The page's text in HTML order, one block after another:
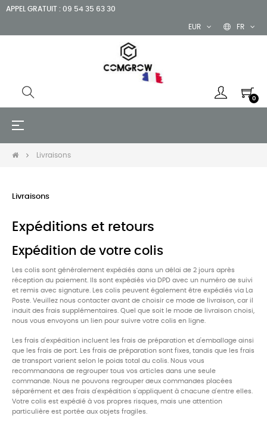
APPEL GRATUIT : 09 54 35 63 30
FR
EUR
0
Basculer
☰
Livraisons
Livraisons
Expéditions et retours
Expédition de votre colis
Les colis sont généralement expédiés dans un délai de 2 jours après
réception du paiement. Ils sont expédiés via DPD avec un numéro de suivi
et remis avec signature. Les colis peuvent également être expédiés via La
Poste. Veuillez nous contacter avant de choisir ce mode de livraison, car il
induit des frais supplémentaires. Quel que soit le mode de livraison choisi,
nous vous envoyons un lien pour suivre votre colis en ligne.
Les frais d'expédition incluent les frais de préparation et d'emballage ainsi
que les frais de port. Les frais de préparation sont fixes, tandis que les frais
de transport varient selon le poids total du colis. Nous vous
recommandons de regrouper tous vos articles dans une seule
commande. Nous ne pouvons regrouper deux commandes placées
séparément et des frais d'expédition s'appliquent à chacune d'entre elles.
Votre colis est expédié à vos propres risques, mais une attention
particulière est portée aux objets fragiles.